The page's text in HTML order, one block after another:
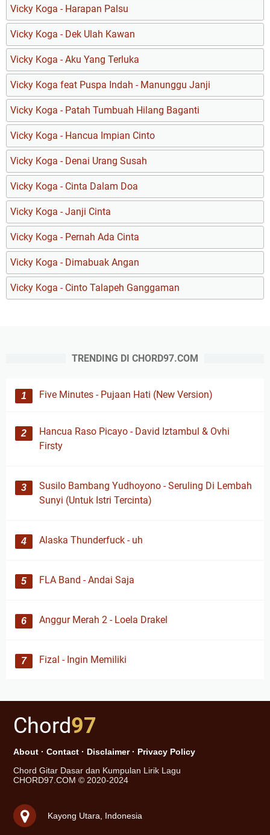
Vicky Koga - Harapan Palsu
Vicky Koga - Dek Ulah Kawan
Vicky Koga - Aku Yang Terluka
Vicky Koga feat Puspa Indah - Manunggu Janji
Vicky Koga - Patah Tumbuah Hilang Baganti
Vicky Koga - Hancua Impian Cinto
Vicky Koga - Denai Urang Susah
Vicky Koga - Cinta Dalam Doa
Vicky Koga - Janji Cinta
Vicky Koga - Pernah Ada Cinta
Vicky Koga - Dimabuak Angan
Vicky Koga - Cinto Talapeh Ganggaman
TRENDING DI CHORD97.COM
Five Minutes - Pujaan Hati (New Version)
Hancua Raso Picayo - David Iztambul & Ovhi
Firsty
Susilo Bambang Yudhoyono - Seruling Di Lembah
Sunyi (Untuk Istri Tercinta)
Alaska Thunderfuck - uh
FLA Band - Andai Saja
Anggur Merah 2 - Loela Drakel
Fizal - Ingin Memiliki
Chord97
About · Contact · Disclaimer· Privacy Policy
Chord Gitar Dasar dan Kumpulan Lirik Lagu
CHORD97.COM © 2020-2024
Kayong Utara, Indonesia